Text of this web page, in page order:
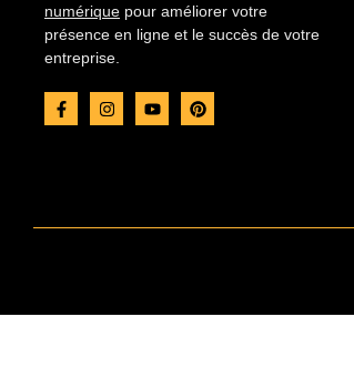
numérique pour améliorer votre
présence en ligne et le succès de votre
entreprise.